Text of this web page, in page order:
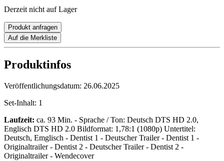
Derzeit nicht auf Lager
Produkt anfragen
Auf die Merkliste
Produktinfos
Veröffentlichungsdatum: 26.06.2025
Set-Inhalt: 1
Laufzeit: ca. 93 Min. - Sprache / Ton: Deutsch DTS HD 2.0,
Englisch DTS HD 2.0 Bildformat: 1,78:1 (1080p) Untertitel:
Deutsch, Emglisch - Dentist 1 - Deutscher Trailer - Dentist 1 -
Originaltrailer - Dentist 2 - Deutscher Trailer - Dentist 2 -
Originaltrailer - Wendecover